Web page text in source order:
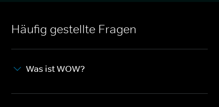
Häufig gestellte Fragen
Was ist WOW?